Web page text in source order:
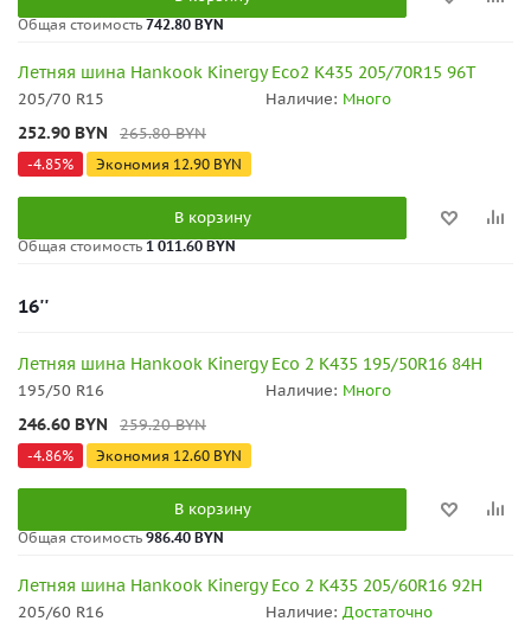
Общая стоимость 742.80 BYN
Летняя шина Hankook Kinergy Eco2 K435 205/70R15 96T
205/70 R15 Наличие: Много
252.90 BYN 265.80BYN
-4.85% Экономия 12.90 BYN
В корзину
Общая стоимость 1 011.60 BYN
16''
Летняя шина Hankook Kinergy Eco 2 K435 195/50R16 84H
195/50 R16 Наличие: Много
246.60 BYN 259.20BYN
-4.86% Экономия 12.60 BYN
В корзину
Общая стоимость 986.40 BYN
Летняя шина Hankook Kinergy Eco 2 K435 205/60R16 92H
205/60 R16 Наличие: Достаточно